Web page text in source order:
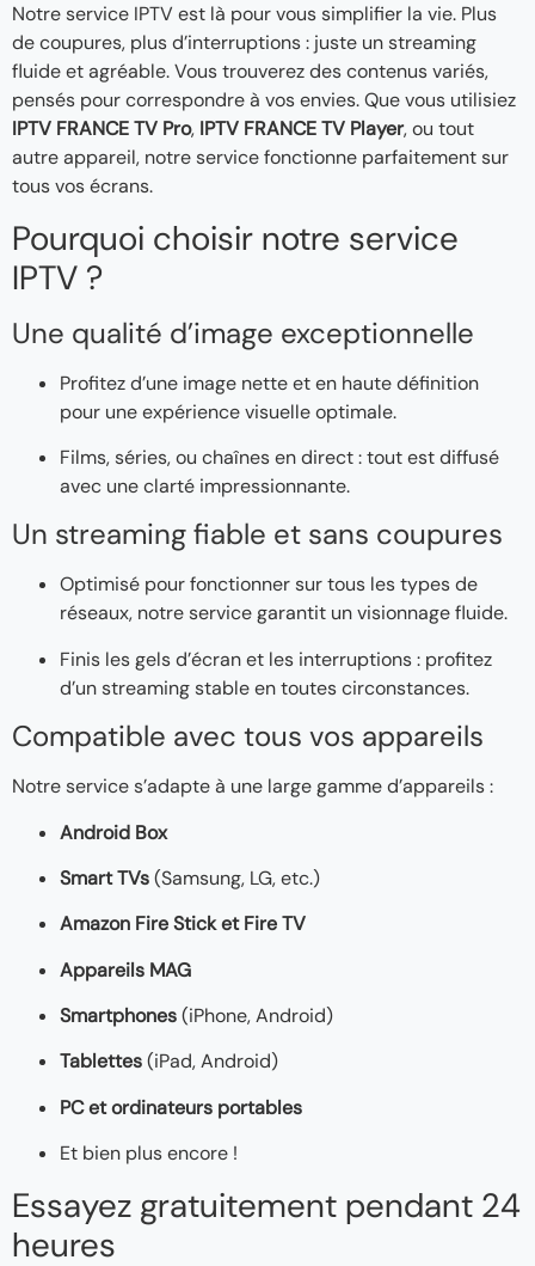
Notre service IPTV est là pour vous simplifier la vie. Plus
de coupures, plus d’interruptions : juste un streaming
fluide et agréable. Vous trouverez des contenus variés,
pensés pour correspondre à vos envies. Que vous utilisiez
IPTV FRANCE TV Pro, IPTV FRANCE TV Player, ou tout
autre appareil, notre service fonctionne parfaitement sur
tous vos écrans.
Pourquoi choisir notre service
IPTV ?
Une qualité d’image exceptionnelle
Profitez d’une image nette et en haute définition
pour une expérience visuelle optimale.
Films, séries, ou chaînes en direct : tout est diffusé
avec une clarté impressionnante.
Un streaming fiable et sans coupures
Optimisé pour fonctionner sur tous les types de
réseaux, notre service garantit un visionnage fluide.
Finis les gels d’écran et les interruptions : profitez
d’un streaming stable en toutes circonstances.
Compatible avec tous vos appareils
Notre service s’adapte à une large gamme d’appareils :
Android Box
Smart TVs(Samsung, LG, etc.)
Amazon Fire Stick et Fire TV
Appareils MAG
Smartphones(iPhone, Android)
Tablettes(iPad, Android)
PC et ordinateurs portables
Et bien plus encore !
Essayez gratuitement pendant 24
heures